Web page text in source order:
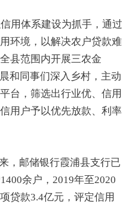
用体系建设为抓手，通过
环境，以解决农户贷款难
县范围内开展三农金
和同事们深入乡村，主动
台，筛选出行业优、信用
用户予以优先放款、利率
，邮储银行霞浦县支行已
余户，2019年至2020
贷款3.4亿元，评定信用